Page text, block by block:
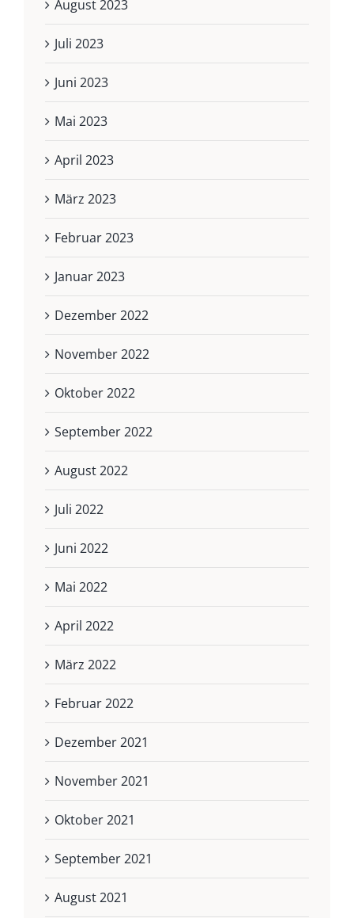
August 2023
Juli 2023
Juni 2023
Mai 2023
April 2023
März 2023
Februar 2023
Januar 2023
Dezember 2022
November 2022
Oktober 2022
September 2022
August 2022
Juli 2022
Juni 2022
Mai 2022
April 2022
März 2022
Februar 2022
Dezember 2021
November 2021
Oktober 2021
September 2021
August 2021